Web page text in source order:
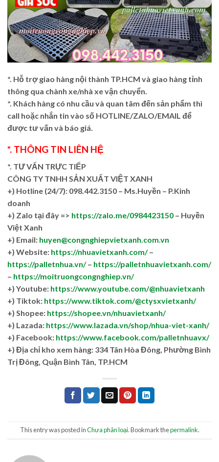
*. Hỗ trợ giao hàng nội thành TP.HCM và giao hàng tỉnh
thông qua chành xe/nhà xe vận chuyển.
*. Khách hàng có nhu cầu và quan tâm đến sản phẩm thì
call hoặc nhắn tin vào số HOTLINE/ZALO/EMAIL để
được tư vấn và báo giá.
*. THÔNG TIN LIÊN HỆ
*. TƯ VẤN TRỰC TIẾP
CÔNG TY TNHH SẢN XUẤT VIỆT XANH
+) Hotline (24/7): 098.442.3150 – Ms.Huyền – P.Kinh
doanh
+) Zalo tại đây => https://zalo.me/0984423150 – Huyền
Việt Xanh
+) Email: huyen@congnghiepvietxanh.com.vn
+) Website: https://nhuavietxanh.com/–
https://palletnhua.vn/– https://palletnhuavietxanh.com/
– https://moitruongcongnghiep.vn/
+) Youtube: https://www.youtube.com/@nhuavietxanh
+) Tiktok: https://www.tiktok.com/@ctysxvietxanh/
+) Shopee: https://shopee.vn/nhuavietxanh/
+) Lazada: https://www.lazada.vn/shop/nhua-viet-xanh/
+) Facebook: https://www.facebook.com/palletnhuavx/
+) Địa chỉ kho xem hàng: 334 Tân Hòa Đông, Phường Bình
Trị Đông, Quận Bình Tân, TP.HCM
This entry was posted inChưa phân loại. Bookmark thepermalink.